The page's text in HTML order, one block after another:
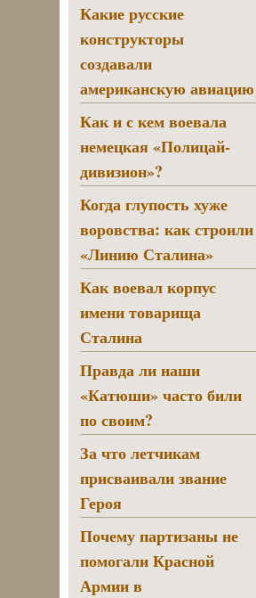
Какие русские
конструкторы
создавали
американскую авиацию
Как и с кем воевала
немецкая «Полицай-
дивизион»?
Когда глупость хуже
воровства: как строили
«Линию Сталина»
Как воевал корпус
имени товарища
Сталина
Правда ли наши
«Катюши» часто били
по своим?
За что летчикам
присваивали звание
Героя
Почему партизаны не
помогали Красной
Армии в